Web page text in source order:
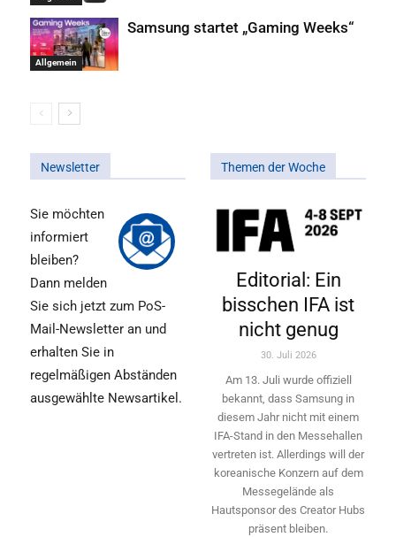
Allgemein
Samsung startet „Gaming Weeks“
Newsletter
Sie möchten
informiert
bleiben?
Dann melden
Sie sich jetzt zum PoS-
Mail-Newsletter an und
erhalten Sie in
regelmäßigen Abständen
ausgewählte Newsartikel.
Themen der Woche
Editorial: Ein
bisschen IFA ist
nicht genug
30. Juli 2026
Am 13. Juli wurde offiziell
bekannt, dass Samsung in
diesem Jahr nicht mit einem
IFA-Stand in den Messehallen
vertreten ist. Allerdings will ­der
koreanische Konzern auf dem
Messegelände als
Hautsponsor des Creator Hubs
präsent bleiben.